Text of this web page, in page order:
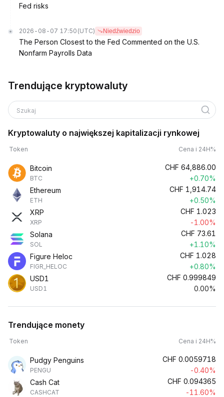
Fed risks
2026-08-07 17:50 (UTC) Niedźwiedzio
The Person Closest to the Fed Commented on the U.S.
Nonfarm Payrolls Data
Trendujące kryptowaluty
Szukaj
Kryptowaluty o największej kapitalizacji rynkowej
Token Cena i 24H%
Bitcoin
BTC
CHF 64,886.00
+0.70%
Ethereum
ETH
CHF 1,914.74
+0.50%
XRP
XRP
CHF 1.023
-1.00%
Solana
SOL
CHF 73.61
+1.10%
Figure Heloc
FIGR_HELOC
CHF 1.028
+0.80%
USD1
USD1
CHF 0.999849
0.00%
Trendujące monety
Token Cena i 24H%
Pudgy Penguins
PENGU
CHF 0.0059718
-0.40%
Cash Cat
CASHCAT
CHF 0.094365
-11.60%